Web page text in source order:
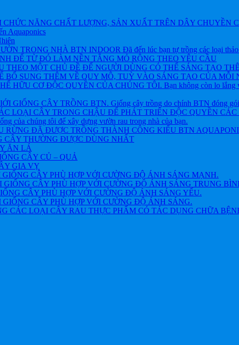
CHỨC NĂNG CHẤT LƯỢNG, SẢN XUẤT TRÊN DÂY CHUYỀN
Aquaponics
TRONG NHÀ BTN INDOOR Đã đến lúc bạn tự trồng các loại thảo
ĐỂ TỪ ĐÓ LÀM NỀN TẲNG MỎ RỘNG THEO YÊU CẦU
THEO MỘT CHỦ ĐỀ ĐỂ NGƯỜI DÙNG CÓ THỂ SÁNG TẠO
BỔ SUNG THÊM VỀ QUY MÔ, TUỲ VÀO SÁNG TẠO CỦA MỖI
HỮU CƠ ĐỘC QUYỀN CỦA CHÚNG TÔI. Bạn không còn lo lắng
GIỐNG CÂY TRỒNG BTN. Giống cây trồng do chính BTN đóng gói
LOẠI CÂY TRONG CHẬU ĐỂ PHÁT TRIỂN ĐỘC QUYỀN CÁC
của chúng tôi để xây dựng vườn rau trong nhà của bạn.
RỪNG ĐÃ ĐƯỢC TRỒNG THÀNH CÔNG KIỂU BTN
CÂY THƯỜNG ĐƯỢC DÙNG NHẤT
ĂN LÁ
CÂY CỦ – QUẢ
GIA VỴ
CÂY PHÙ HỢP VỚI CƯỜNG ĐỘ ÁNH SÁNG MẠNH.
GIỐNG CÂY PHÙ HỢP VỚI CƯỜNG ĐỘ ÁNH SÁNG TRUNG
CÂY PHÙ HỢP VỚI CƯỜNG ĐỘ ÁNH SÁNG YẾU.
CÂY PHÙ HỢP VỚI CƯỜNG ĐỘ ÁNH SÁNG.
CÁC LOẠI CÂY RAU THỰC PHẨM CÓ TÁC DỤNG CHỮA